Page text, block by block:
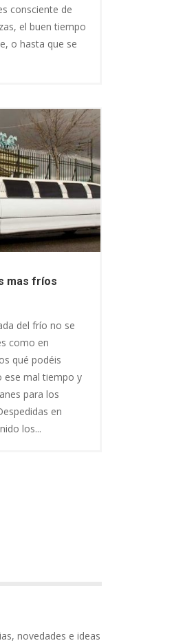
consciente de
el buen tiempo
o hasta que se
mas fríos
del frío no se
como en
qué podéis
ese mal tiempo y
para los
en
los...
novedades e ideas